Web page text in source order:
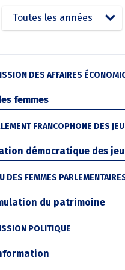
Toutes les années
DES AFFAIRES
femmes
FRANCOPHONE DES
démocratique des
DES FEMMES
du patrimoine
POLITIQUE